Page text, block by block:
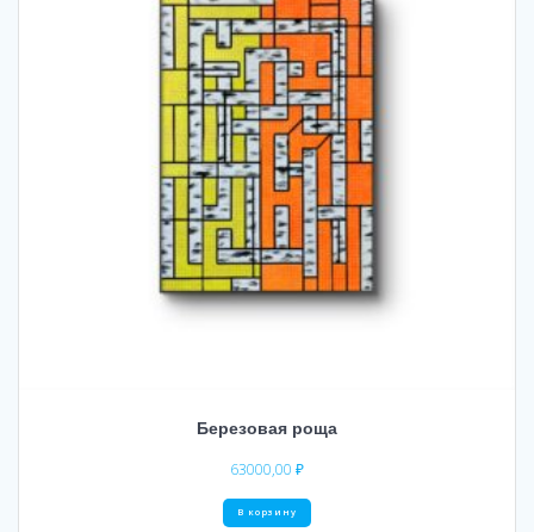
Березовая роща
63000,00 ₽
В корзину